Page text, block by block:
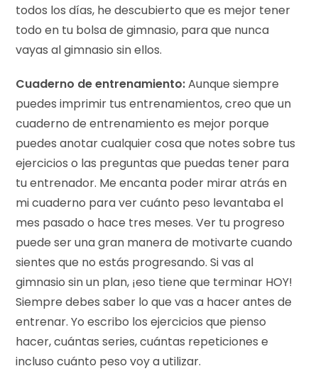
todos los días, he descubierto que es mejor tener
todo en tu bolsa de gimnasio, para que nunca
vayas al gimnasio sin ellos.
Cuaderno de entrenamiento:Aunque siempre
puedes imprimir tus entrenamientos, creo que un
cuaderno de entrenamiento es mejor porque
puedes anotar cualquier cosa que notes sobre tus
ejercicios o las preguntas que puedas tener para
tu entrenador. Me encanta poder mirar atrás en
mi cuaderno para ver cuánto peso levantaba el
mes pasado o hace tres meses. Ver tu progreso
puede ser una gran manera de motivarte cuando
sientes que no estás progresando. Si vas al
gimnasio sin un plan, ¡eso tiene que terminar HOY!
Siempre debes saber lo que vas a hacer antes de
entrenar. Yo escribo los ejercicios que pienso
hacer, cuántas series, cuántas repeticiones e
incluso cuánto peso voy a utilizar.